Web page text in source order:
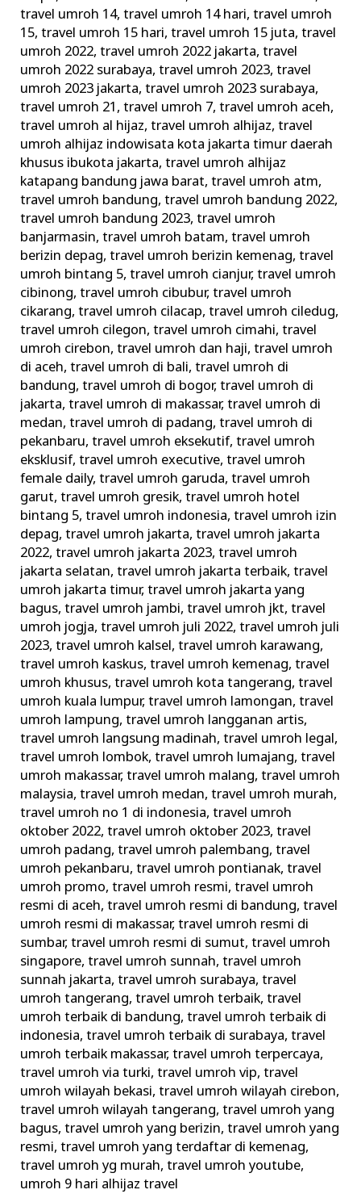
travel umroh 14,travel umroh 14 hari,travel umroh
15,travel umroh 15 hari,travel umroh 15 juta,travel
umroh 2022,travel umroh 2022 jakarta,travel
umroh 2022 surabaya,travel umroh 2023,travel
umroh 2023 jakarta,travel umroh 2023 surabaya,
travel umroh 21,travel umroh 7,travel umroh aceh,
travel umroh al hijaz,travel umroh alhijaz,travel
umroh alhijaz indowisata kota jakarta timur daerah
khusus ibukota jakarta,travel umroh alhijaz
katapang bandung jawa barat,travel umroh atm,
travel umroh bandung,travel umroh bandung 2022,
travel umroh bandung 2023,travel umroh
banjarmasin,travel umroh batam,travel umroh
berizin depag,travel umroh berizin kemenag,travel
umroh bintang 5,travel umroh cianjur,travel umroh
cibinong,travel umroh cibubur,travel umroh
cikarang,travel umroh cilacap,travel umroh ciledug,
travel umroh cilegon,travel umroh cimahi,travel
umroh cirebon,travel umroh dan haji,travel umroh
di aceh,travel umroh di bali,travel umroh di
bandung,travel umroh di bogor,travel umroh di
jakarta,travel umroh di makassar,travel umroh di
medan,travel umroh di padang,travel umroh di
pekanbaru,travel umroh eksekutif,travel umroh
eksklusif,travel umroh executive,travel umroh
female daily,travel umroh garuda,travel umroh
garut,travel umroh gresik,travel umroh hotel
bintang 5,travel umroh indonesia,travel umroh izin
depag,travel umroh jakarta,travel umroh jakarta
2022,travel umroh jakarta 2023,travel umroh
jakarta selatan,travel umroh jakarta terbaik,travel
umroh jakarta timur,travel umroh jakarta yang
bagus,travel umroh jambi,travel umroh jkt,travel
umroh jogja,travel umroh juli 2022,travel umroh juli
2023,travel umroh kalsel,travel umroh karawang,
travel umroh kaskus,travel umroh kemenag,travel
umroh khusus,travel umroh kota tangerang,travel
umroh kuala lumpur,travel umroh lamongan,travel
umroh lampung,travel umroh langganan artis,
travel umroh langsung madinah,travel umroh legal,
travel umroh lombok,travel umroh lumajang,travel
umroh makassar,travel umroh malang,travel umroh
malaysia,travel umroh medan,travel umroh murah,
travel umroh no 1 di indonesia,travel umroh
oktober 2022,travel umroh oktober 2023,travel
umroh padang,travel umroh palembang,travel
umroh pekanbaru,travel umroh pontianak,travel
umroh promo,travel umroh resmi,travel umroh
resmi di aceh,travel umroh resmi di bandung,travel
umroh resmi di makassar,travel umroh resmi di
sumbar,travel umroh resmi di sumut,travel umroh
singapore,travel umroh sunnah,travel umroh
sunnah jakarta,travel umroh surabaya,travel
umroh tangerang,travel umroh terbaik,travel
umroh terbaik di bandung,travel umroh terbaik di
indonesia,travel umroh terbaik di surabaya,travel
umroh terbaik makassar,travel umroh terpercaya,
travel umroh via turki,travel umroh vip,travel
umroh wilayah bekasi,travel umroh wilayah cirebon,
travel umroh wilayah tangerang,travel umroh yang
bagus,travel umroh yang berizin,travel umroh yang
resmi,travel umroh yang terdaftar di kemenag,
travel umroh yg murah,travel umroh youtube,
umroh 9 hari alhijaz travel